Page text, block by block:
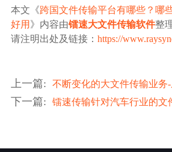
本文《跨国文件传输平台有哪些？哪
好用 》内容由镭速大文件传输软件整
请注明出处及链接： https://
上一篇: 不断变化的大文件传输业务-
下一篇: 镭速传输针对汽车行业的文